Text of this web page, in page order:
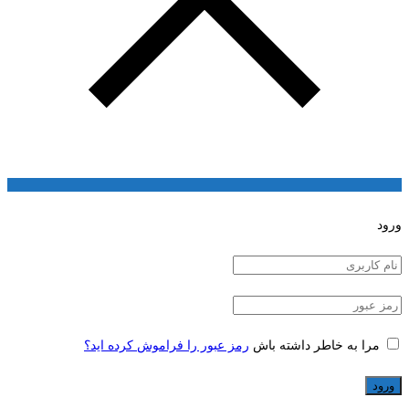
ورود
مرا به خاطر داشته باش رمز عبور را فراموش کرده اید؟